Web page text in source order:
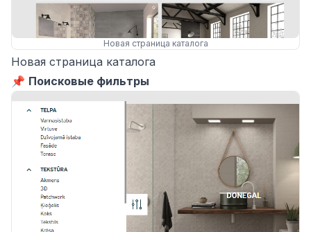
Новая страница каталога
Новая страница каталога
📌 Поисковые фильтры